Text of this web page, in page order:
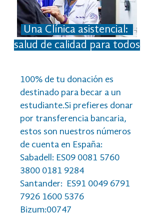
Una Clínica asistencial:
salud de calidad para todos
100% de tu donación es
destinado para becar a un
estudiante.Si prefieres donar
por transferencia bancaria,
estos son nuestros números
de cuenta en España:​
Sabadell: ES09 0081 5760
3800 0181 9284
Santander: ES91 0049 6791
7926 1600 5376
Bizum:00747